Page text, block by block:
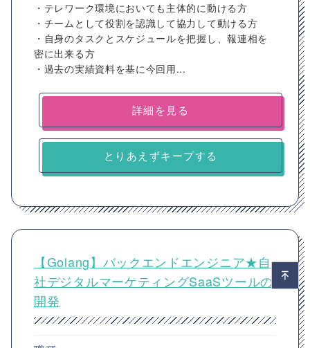
・テレワーク環境においても主体的に動ける方
・チームとして役割を認識して協力して動ける方
・自身のタスクとスケジュールを把握し、報連相を
密に出来る方
・過去の実績資料を基に今回用...
詳細を見る
とりあえずキープする
【Golang】バックエンドエンジニア★自
社デジタルマーケティングSaaSツールの
開発